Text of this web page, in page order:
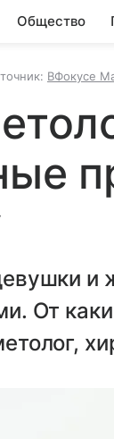
Общество
ВФокусе
От